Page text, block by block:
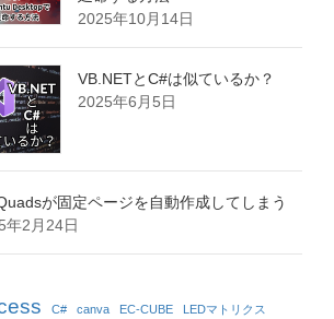
2025年10月14日
VB.NETとC#は似ているか？
2025年6月5日
が固定ページを自動作成してしまう
年2月24日
C# canva EC-CUBE LEDマトリクス